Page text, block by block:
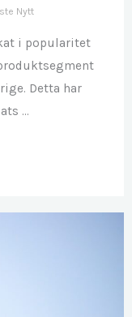
Nytt
i popularitet
Detta har
...